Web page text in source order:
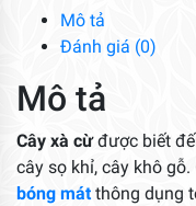
Mô tả
Đánh giá (0)
Mô tả
Cây xà cừđược biết
cây sọ khỉ, cây khô
bóng mátthông dụng